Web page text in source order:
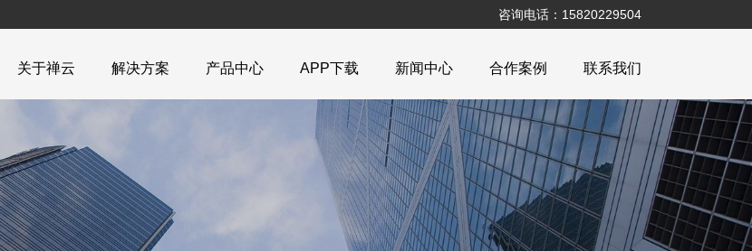
咨询电话：15820229504
关于禅云 解决方案 产品中心 APP下载 新闻中心 合作案例 联系我们